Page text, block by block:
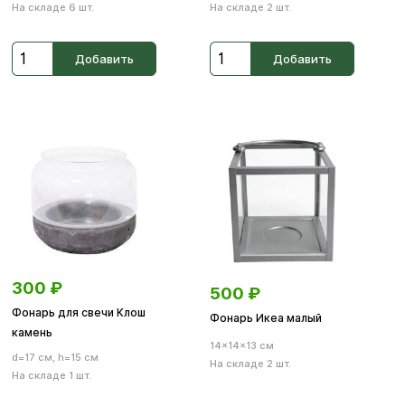
На складе 6 шт.
Добавить
На складе 2 шт.
Добавить
300 ₽
Фонарь для свечи Клош
камень
d=17 см, h=15 см
На складе 1 шт.
500 ₽
Фонарь Икеа малый
14×14×13 см
На складе 2 шт.